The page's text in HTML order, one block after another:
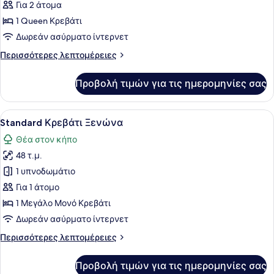
Comfort
Δωμάτιο
Για 2 άτομα
1 Queen Κρεβάτι
Δωρεάν ασύρματο ίντερνετ
Περισσότερες λεπτομέρειες
Περισσότερες
Δωμάτιο
Προβολή τιμών για τις ημερομηνίες σας
Προβολή
όλων
των
φωτογραφιών
για
Standard
Κρεβάτι
Ξενώνα
Standard Κρεβάτι Ξενώνα |
9
Standard Κρεβάτι Ξενώνα
Θέα στον κήπο
48 τ.μ.
1 υπνοδωμάτιο
Για 1 άτομο
1 Μεγάλο Μονό Κρεβάτι
Δωρεάν ασύρματο ίντερνετ
Περισσότερες λεπτομέρειες
Περισσότερες
Προβολή τιμών για τις ημερομηνίες σας